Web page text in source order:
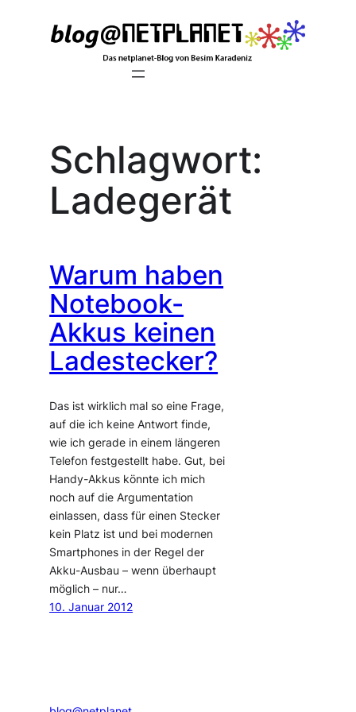
Schlagwort:
Ladegerät
Warum haben
Notebook-
Akkus keinen
Ladestecker?
Das ist wirklich mal so eine Frage,
auf die ich keine Antwort finde,
wie ich gerade in einem längeren
Telefon festgestellt habe. Gut, bei
Handy-Akkus könnte ich mich
noch auf die Argumentation
einlassen, dass für einen Stecker
kein Platz ist und bei modernen
Smartphones in der Regel der
Akku-Ausbau – wenn überhaupt
möglich – nur…
10. Januar 2012